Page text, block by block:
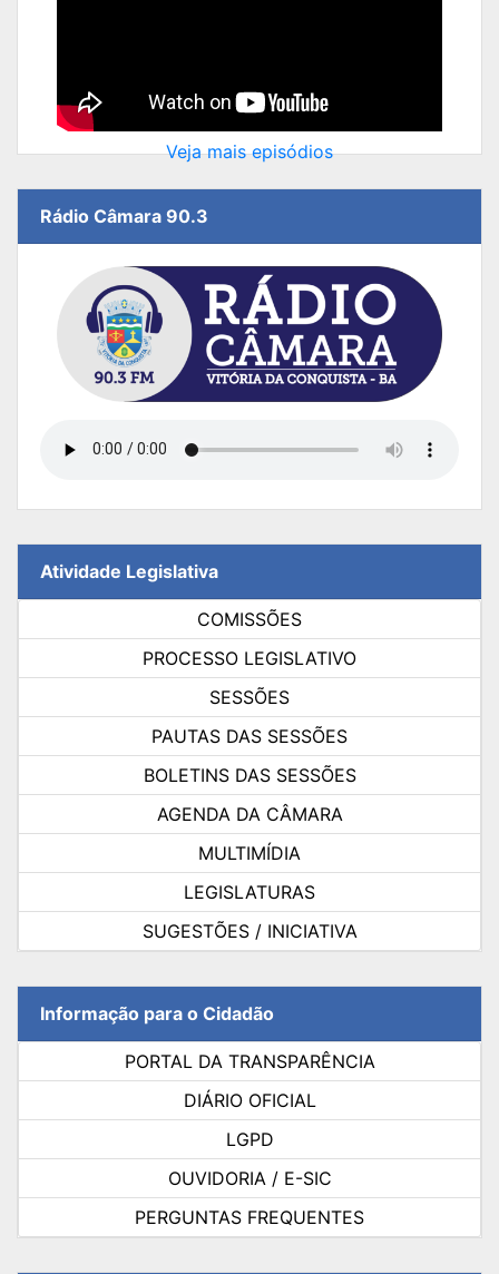
Veja mais episódios
Rádio Câmara 90.3
Atividade Legislativa
COMISSÕES
PROCESSO LEGISLATIVO
SESSÕES
PAUTAS DAS SESSÕES
BOLETINS DAS SESSÕES
AGENDA DA CÂMARA
MULTIMÍDIA
LEGISLATURAS
SUGESTÕES / INICIATIVA
Informação para o Cidadão
PORTAL DA TRANSPARÊNCIA
DIÁRIO OFICIAL
LGPD
OUVIDORIA / E-SIC
PERGUNTAS FREQUENTES